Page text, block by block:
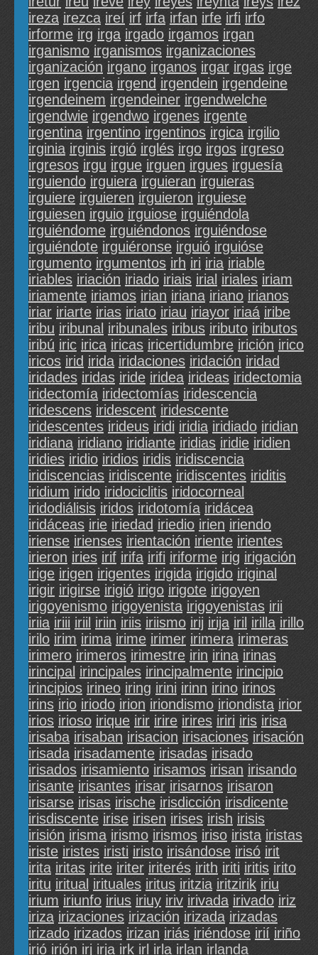
ireza irezca ireí irf irfa irfan irfe irfi irfo
irforme irg irga irgado irgamos irgan
irganismo irganismos irganizaciones
irganización irgano irganos irgar irgas irge
irgen irgencia irgend irgendein irgendeine
irgendeinem irgendeiner irgendwelche
irgendwie irgendwo irgenes irgente
irgentina irgentino irgentinos irgica irgilio
irginia irginis irgió irglés irgo irgos irgreso
irgresos irgu irgue irguen irgues irguesía
irguiendo irguiera irguieran irguieras
irguiere irguieren irguieron irguiese
irguiesen irguio irguiose irguiéndola
irguiéndome irguiéndonos irguiéndose
irguiéndote irguiéronse irguió irguióse
irgumento irgumentos irh iri iria iriable
iriables iriación iriado iriais irial iriales iriam
iriamente iriamos irian iriana iriano irianos
iriar iriarte irias iriato iriau iriayor iriaá iribe
iribu iribunal iribunales iribus iributo iributos
iribú iric irica iricas iricertidumbre irición irico
iricos irid irida iridaciones iridación iridad
iridades iridas iride iridea irideas iridectomia
iridectomía iridectomías iridescencia
iridescens iridescent iridescente
iridescentes irideus iridi iridia iridiado iridian
iridiana iridiano iridiante iridias iridie iridien
iridies iridio iridios iridis iridiscencia
iridiscencias iridiscente iridiscentes iriditis
iridium irido iridociclitis iridocorneal
iridodiálisis iridos iridotomía iridácea
iridáceas irie iriedad iriedio irien iriendo
iriense irienses irientación iriente irientes
irieron iries irif irifa irifi iriforme irig irigación
irige irigen irigentes irigida irigido iriginal
irigir irigirse irigió irigo irigote irigoyen
irigoyenismo irigoyenista irigoyenistas irii
iriia iriii iriil iriin iriis iriismo irij irija iril irilla irillo
irilo irim irima irime irimer irimera irimeras
irimero irimeros irimestre irin irina irinas
irincipal irincipales irincipalmente irincipio
irincipios irineo iring irini irinn irino irinos
irins irio iriodo irion iriondismo iriondista irior
irios irioso irique irir irire irires iriri iris irisa
irisaba irisaban irisacion irisaciones irisación
irisada irisadamente irisadas irisado
irisados irisamiento irisamos irisan irisando
irisante irisantes irisar irisarnos irisaron
irisarse irisas irische irisdicción irisdicente
irisdiscente irise irisen irises irish irisis
irisión irisma irismo irismos iriso irista iristas
iriste iristes iristi iristo irisándose irisó irit
irita iritas irite iriter iriterés irith iriti iritis irito
iritu iritual irituales iritus iritzia iritzirik iriu
irium iriunfo irius iriuy iriv irivada irivado iriz
iriza irizaciones irización irizada irizadas
irizado irizados irizan iriás iriéndose irií iriño
irió irión irj irja irk irl irla irlan irlanda